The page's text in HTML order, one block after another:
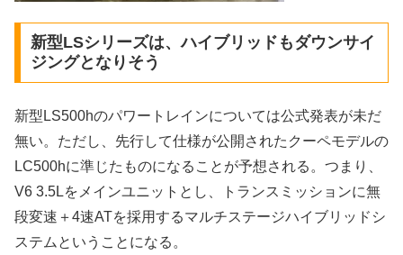
新型LSシリーズは、ハイブリッドもダウンサイ
ジングとなりそう
新型LS500hのパワートレインについては公式発表が未だ
無い。ただし、先行して仕様が公開されたクーペモデルの
LC500hに準じたものになることが予想される。つまり、
V6 3.5Lをメインユニットとし、トランスミッションに無
段変速＋4速ATを採用するマルチステージハイブリッドシ
ステムということになる。